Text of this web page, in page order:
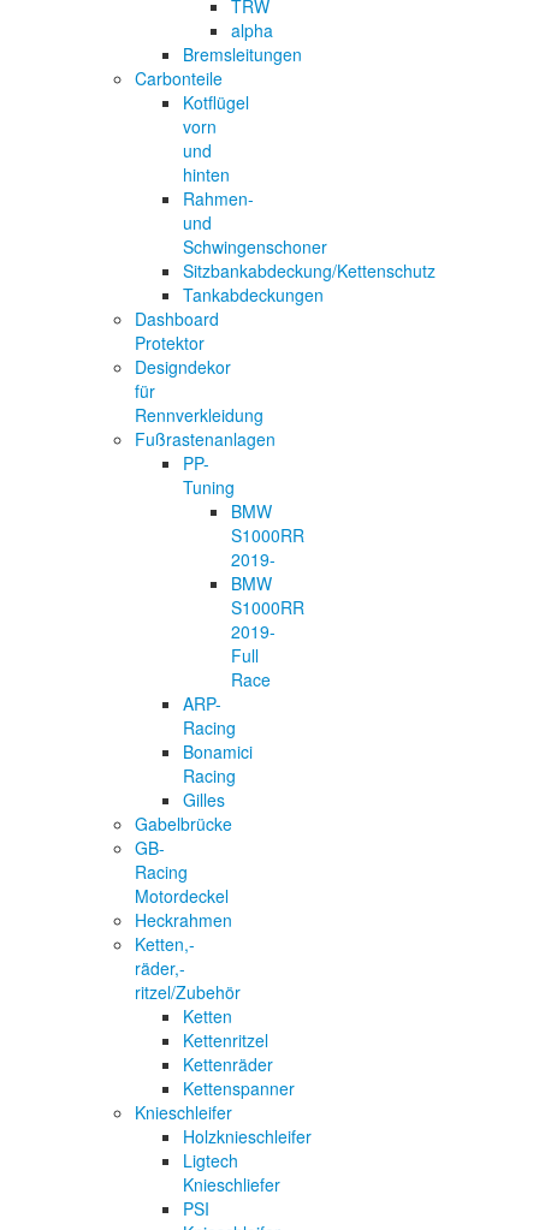
TRW
alpha
Bremsleitungen
Carbonteile
Kotflügel
vorn
und
hinten
Rahmen-
und
Schwingenschoner
Sitzbankabdeckung/Kettenschutz
Tankabdeckungen
Dashboard
Protektor
Designdekor
für
Rennverkleidung
Fußrastenanlagen
PP-
Tuning
BMW
S1000RR
2019-
BMW
S1000RR
2019-
Full
Race
ARP-
Racing
Bonamici
Racing
Gilles
Gabelbrücke
GB-
Racing
Motordeckel
Heckrahmen
Ketten,-
räder,-
ritzel/Zubehör
Ketten
Kettenritzel
Kettenräder
Kettenspanner
Knieschleifer
Holzknieschleifer
Ligtech
Knieschliefer
PSI